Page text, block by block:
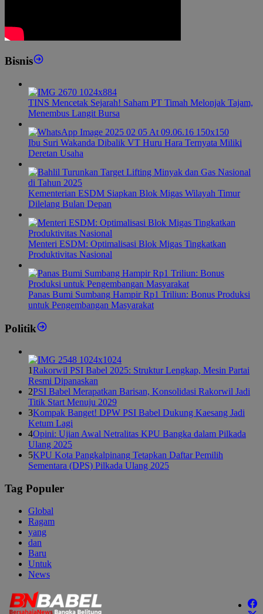
Bisnis
TINS Mencetak Sejarah! Saham PT Timah Melonjak Tajam,
Menembus Langit Bursa
Ibu Suri Wakanda Dibalik VT Huru Hara Ternyata Miliki
Deretan Usaha
Kementerian ESDM Siapkan Blok Migas Wilayah Timur
Dilelang Bulan Depan
Menteri ESDM: Optimalisasi Blok Migas Tingkatkan
Produktivitas Nasional
Panas Bumi Sumbang Hampir Rp1 Triliun: Bonus Produksi
untuk Pengembangan Masyarakat
Politik
1Rakorwil PSI Babel 2025: Struktur Lengkap, Mesin Partai
Resmi Dipanaskan
2PSI Babel Merapatkan Barisan, Konsolidasi Rakorwil Jadi
Titik Start Menuju 2029
3Kompak Banget! DPW PSI Babel Dukung Kaesang Jadi
Ketum Lagi
4Opini: Ujian Awal Netralitas KPU Bangka dalam Pilkada
Ulang 2025
5KPU Kota Pangkalpinang Tetapkan Daftar Pemilih
Sementara (DPS) Pilkada Ulang 2025
Tag Populer
Global
Ragam
yang
dan
Baru
Untuk
News